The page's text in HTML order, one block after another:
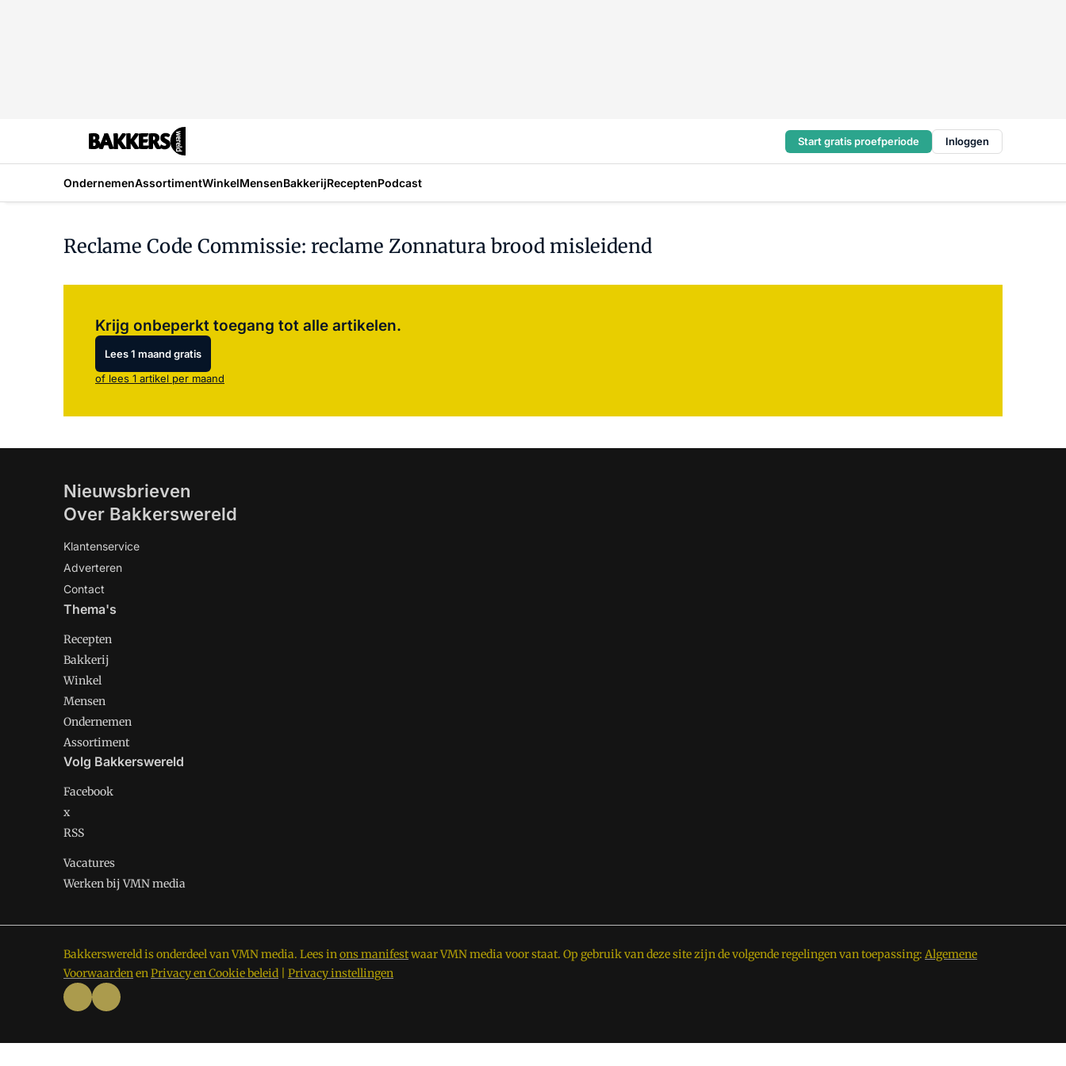
Start gratis proefperiode Inloggen
OndernemenAssortimentWinkelMensenBakkerijReceptenPodcast
Reclame Code Commissie: reclame Zonnatura brood misleidend
Krijg onbeperkt toegang tot alle artikelen.
Lees 1 maand gratis
of lees 1 artikel per maand
Nieuwsbrieven
Over Bakkerswereld
Klantenservice
Adverteren
Contact
Thema's
Recepten
Bakkerij
Winkel
Mensen
Ondernemen
Assortiment
Volg Bakkerswereld
Facebook
x
RSS
Vacatures
Werken bij VMN media
Bakkerswereld is onderdeel van VMN media. Lees inons manifestwaar VMN media voor staat. Op gebruik van deze site zijn de volgende regelingen van toepassing: Algemene
VoorwaardenenPrivacy en Cookie beleid Privacy instellingen